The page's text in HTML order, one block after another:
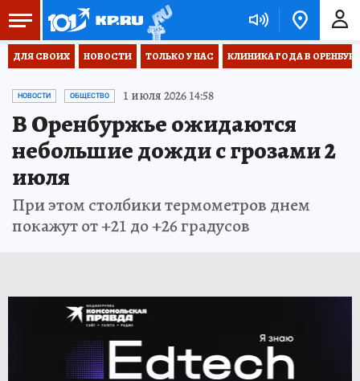
ДЛЯ СВОИХ НОВОСТИ ТОЛЬКО У НАС КЛИНИКА ГОДА В
НОВОСТИ ОБЩЕСТВО 1 июля 2026 14:58
В Оренбуржье ожидаются
небольшие дожди с грозами 2
июля
При этом столбики термометров днем
покажут от +21 до +26 градусов